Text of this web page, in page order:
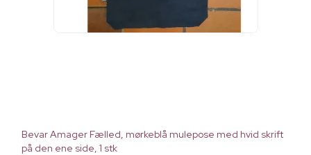
Bevar Amager Fælled, mørkeblå mulepose med hvid skrift
på den ene side, 1 stk